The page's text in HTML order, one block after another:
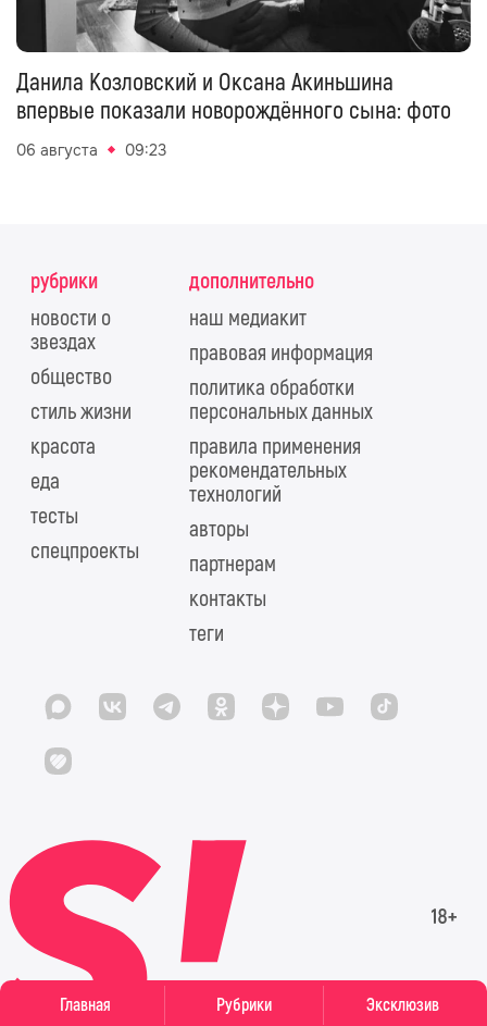
Главная Рубрики Эксклюзив
Данила Козловский и Оксана Акиньшина
впервые показали новорождённого сына: фото
06 августа 09:23
рубрики
новости о
звездах
общество
стиль жизни
красота
еда
тесты
спецпроекты
дополнительно
наш медиакит
правовая информация
политика обработки
персональных данных
правила применения
рекомендательных
технологий
авторы
партнерам
контакты
теги